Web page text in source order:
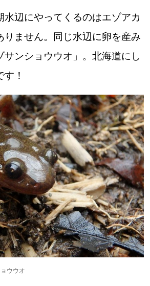
水辺にやってくるのはエゾアカ
りません。同じ水辺に卵を産み
サンショウウオ」。北海道にし
！
ウウオ